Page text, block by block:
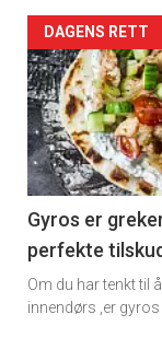
DAGENS RETT
Gyros er
perfekte
Om du har tenkt til
innendørs ,er